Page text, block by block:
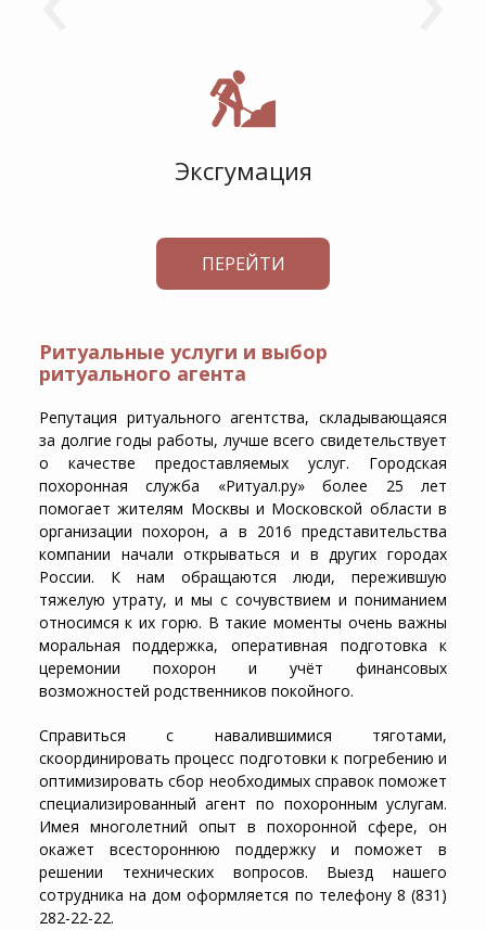
Эксгумация
ПЕРЕЙТИ
Ритуальные услуги и выбор
ритуального агента
Репутация ритуального агентства, складывающаяся
за долгие годы работы, лучше всего свидетельствует
о качестве предоставляемых услуг. Городская
похоронная служба «Ритуал.ру» более 25 лет
помогает жителям Москвы и Московской области в
организации похорон, а в 2016 представительства
компании начали открываться и в других городах
России. К нам обращаются люди, пережившую
тяжелую утрату, и мы с сочувствием и пониманием
относимся к их горю. В такие моменты очень важны
моральная поддержка, оперативная подготовка к
церемонии похорон и учёт финансовых
возможностей родственников покойного.
Справиться с навалившимися тяготами,
скоординировать процесс подготовки к погребению и
оптимизировать сбор необходимых справок поможет
специализированный агент по похоронным услугам.
Имея многолетний опыт в похоронной сфере, он
окажет всестороннюю поддержку и поможет в
решении технических вопросов. Выезд нашего
сотрудника на дом оформляется по телефону 8 (831)
282-22-22.